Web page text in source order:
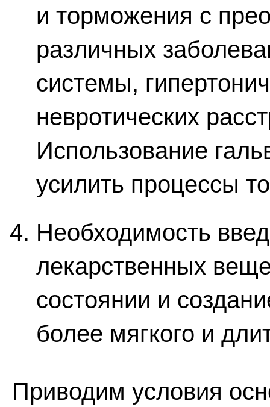
и торможения с
различных
системы,
невротических
Использование
усилить процессы
Необходимость
лекарственных
состоянии и
более мягкого и
Приводим условия